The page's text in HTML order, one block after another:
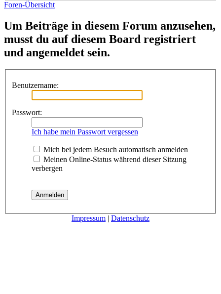
Foren-Übersicht
Um Beiträge in diesem Forum anzusehen,
musst du auf diesem Board registriert
und angemeldet sein.
Benutzername:
Passwort:
Ich habe mein Passwort vergessen
Mich bei jedem Besuch automatisch anmelden
Meinen Online-Status während dieser Sitzung
verbergen
Impressum | Datenschutz